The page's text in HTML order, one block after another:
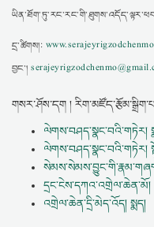
དྲ་ཚིགས།:
བྱང་།
གསར་ཤོས་དག །
ལེགས་བཤད་སྣང་བའི་གཏེར།
ལེགས་བཤད་སྣང་བའི་གཏེར།
དྲང་ངེས་དཀའ་འགྲེལ་ཆེན་མོ།
འགྲེལ་ཆེན་དྲི་མེད་འོད། སྨད།